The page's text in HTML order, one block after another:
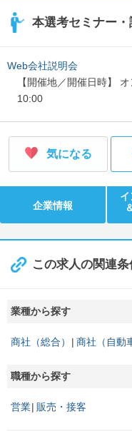
本選考セミナー
Web会社説明会
【開催地／開催日時】
10:00
気になる
企業情報
この求人の関連
業種から探す
商社（総合） 商社（自動
職種から探す
営業 販売・接客